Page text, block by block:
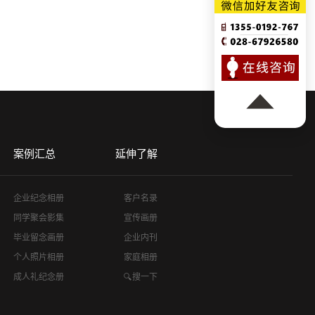
案例汇总
企业纪念相册
同学聚会影集
毕业留念画册
个人照片相册
成人礼纪念册
延伸了解
客户名录
宣传画册
企业内刊
家庭相册
🔍搜一下